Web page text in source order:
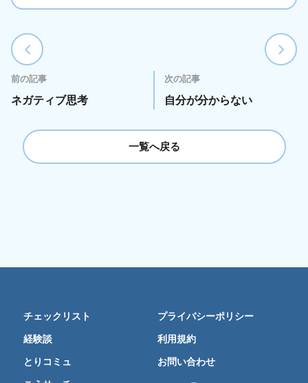
前の記事
ネガティブ思考
次の記事
自分が分からない
一覧へ戻る
チェックリスト
経験談
とりコミュ
プライバシーポリシー
利用規約
お問い合わせ